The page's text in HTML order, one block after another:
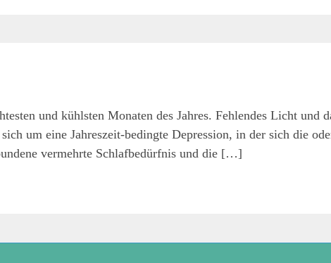
und kühlsten Monaten des Jahres. Fehlendes Licht und
um eine Jahreszeit-bedingte Depression, in der sich die
vermehrte Schlafbedürfnis und die […]